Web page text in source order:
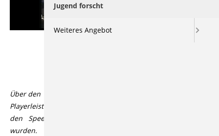
Über den Videoplayer lassen sich über den CC Button in der
Playerleiste Untertitel aktivieren, die automatisiert durch
den Speech-to-Text Dienst Open AI Whisper generiert
wurden. Der Dienst bietet üblicherweise eine hohe
Berichte & Dokus
Index
Jugend forscht
Weiteres Angebot